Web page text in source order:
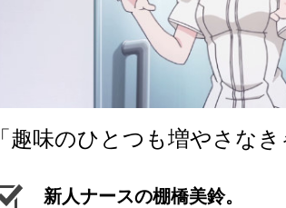
「趣味のひとつも増やさな
新人ナースの棚橋美鈴。